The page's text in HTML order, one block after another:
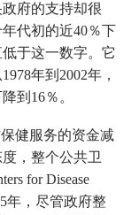
府的支持却很
代初的近40％下
于这一数字。它
年到2002年，
到16％。
健服务的资金减
，整个公共卫
for Disease
年，尽管政府整